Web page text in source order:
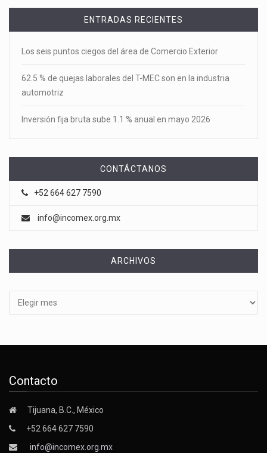
ENTRADAS RECIENTES
Los seis puntos ciegos del área de Comercio Exterior
62.5 % de quejas laborales del T-MEC son en la industria
automotriz
Inversión fija bruta sube 1.1 % anual en mayo 2026
CONTÁCTANOS
+52 664 627 7590
info@incomex.org.mx
ARCHIVOS
Contacto
Tijuana, B.C., México
+52 664 627 7590
info@incomex.org.mx